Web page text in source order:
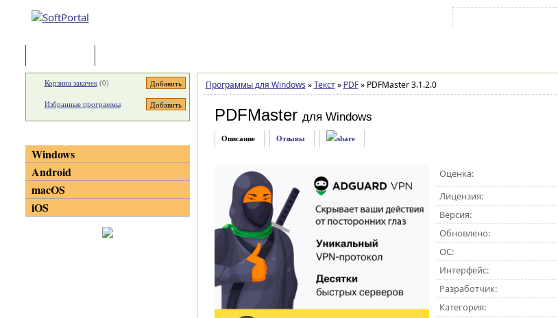
Программы для Windows » Текст » PDF »PDFMaster 3.1.2.0
PDFMaster для Windows
Описание Отзывы
Оценка:
Лицензия:
Версия:
Обновлено:
ОС:
Интерфейс:
Разработчик:
Категория:
Корзина закачек(0)
Избранные программы
Windows
Android
macOS
iOS